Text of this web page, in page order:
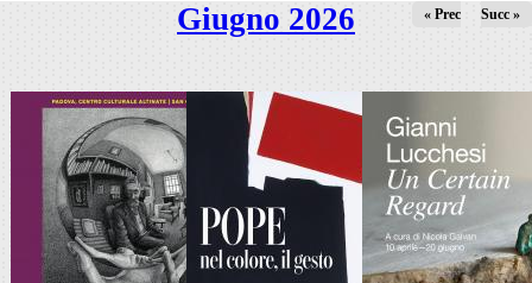
Giugno 2026 « Prec Succ »